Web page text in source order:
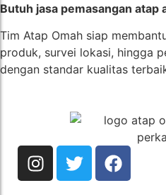
Butuh jasa pemasangan atap
Tim Atap Omah siap
produk, survei lokasi, hingga
dengan standar kualitas